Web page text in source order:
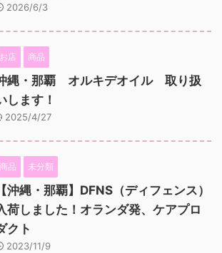
2026/6/3
お店 商品
縄・那覇 オルキデオイル 取り扱
します！
2025/4/27
商品 未分類
【沖縄・那覇】DFNS（ディフェンス）
荷しました！オランダ発、ケアプロ
クト
2023/11/9